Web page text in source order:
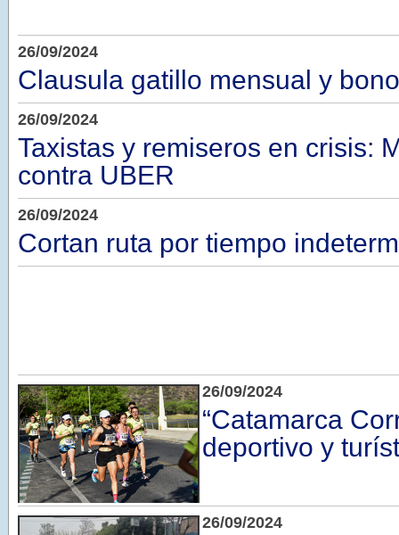
26/09/2024
Clausula gatillo mensual y
26/09/2024
Taxistas y remiseros en crisis:
contra UBER
26/09/2024
Cortan ruta por tiempo
26/09/2024
“Catamarca
deportivo y
26/09/2024